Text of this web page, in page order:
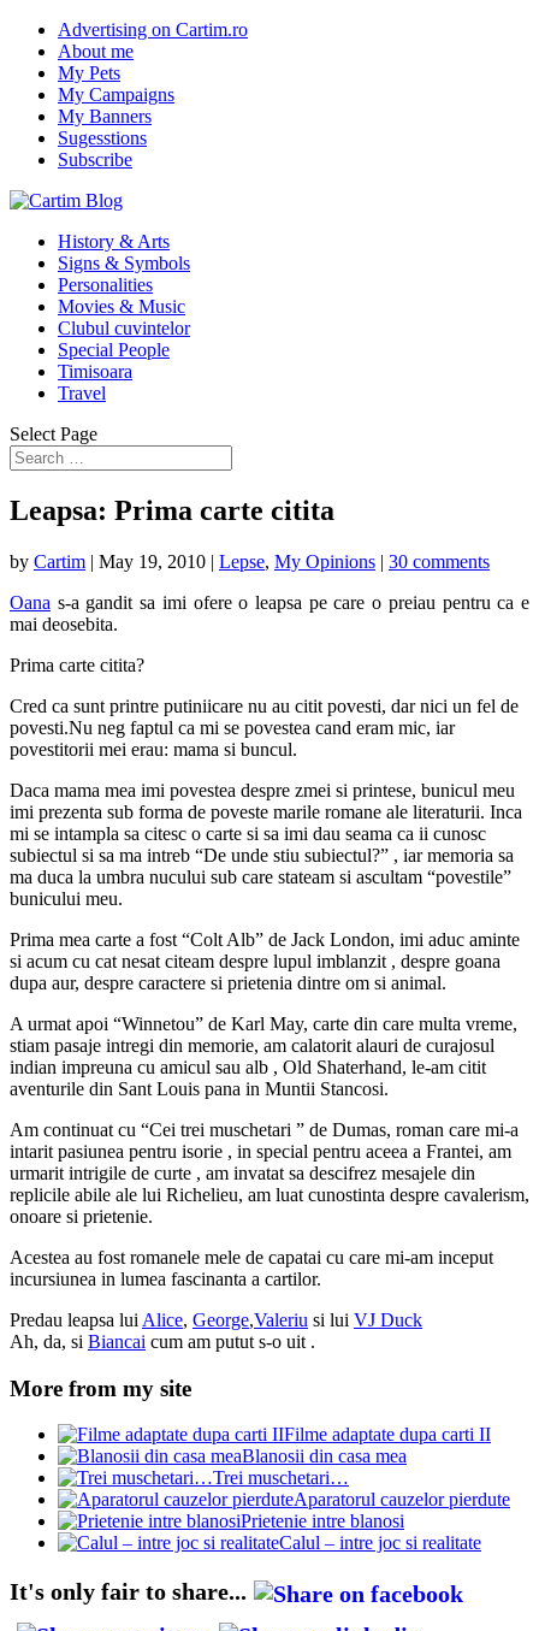
Advertising on Cartim.ro
About me
My Pets
My Campaigns
My Banners
Sugesstions
Subscribe
History & Arts
Signs & Symbols
Personalities
Movies & Music
Clubul cuvintelor
Special People
Timisoara
Travel
Select Page
Leapsa: Prima carte citita
by Cartim | May 19, 2010 | Lepse, My Opinions | 30 comments
Oana s-a gandit sa imi ofere o leapsa pe care o preiau pentru ca e
mai deosebita.
Prima carte citita?
Cred ca sunt printre putiniicare nu au citit povesti, dar nici un fel de
povesti.Nu neg faptul ca mi se povestea cand eram mic, iar
povestitorii mei erau: mama si buncul.
Daca mama mea imi povestea despre zmei si printese, bunicul meu
imi prezenta sub forma de poveste marile romane ale literaturii. Inca
mi se intampla sa citesc o carte si sa imi dau seama ca ii cunosc
subiectul si sa ma intreb “De unde stiu subiectul?” , iar memoria sa
ma duca la umbra nucului sub care stateam si ascultam “povestile”
bunicului meu.
Prima mea carte a fost “Colt Alb” de Jack London, imi aduc aminte
si acum cu cat nesat citeam despre lupul imblanzit , despre goana
dupa aur, despre caractere si prietenia dintre om si animal.
A urmat apoi “Winnetou” de Karl May, carte din care multa vreme,
stiam pasaje intregi din memorie, am calatorit alauri de curajosul
indian impreuna cu amicul sau alb , Old Shaterhand, le-am citit
aventurile din Sant Louis pana in Muntii Stancosi.
Am continuat cu “Cei trei muschetari ” de Dumas, roman care mi-a
intarit pasiunea pentru isorie , in special pentru aceea a Frantei, am
urmarit intrigile de curte , am invatat sa descifrez mesajele din
replicile abile ale lui Richelieu, am luat cunostinta despre cavalerism,
onoare si prietenie.
Acestea au fost romanele mele de capatai cu care mi-am inceput
incursiunea in lumea fascinanta a cartilor.
Predau leapsa lui Alice, George,Valeriu si lui VJ Duck
Ah, da, si Biancai cum am putut s-o uit .
More from my site
Filme adaptate dupa carti II
Blanosii din casa mea
Trei muschetari…
Aparatorul cauzelor pierdute
Prietenie intre blanosi
Calul – intre joc si realitate
It's only fair to share...